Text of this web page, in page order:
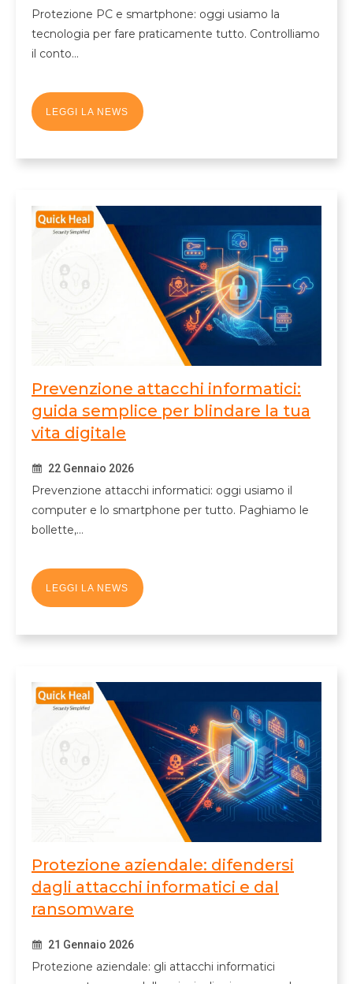
Protezione PC e smartphone: oggi usiamo la
tecnologia per fare praticamente tutto. Controlliamo
il conto…
LEGGI LA NEWS
Prevenzione attacchi informatici:
guida semplice per blindare la tua
vita digitale
22 Gennaio 2026
Prevenzione attacchi informatici: oggi usiamo il
computer e lo smartphone per tutto. Paghiamo le
bollette,…
LEGGI LA NEWS
Protezione aziendale: difendersi
dagli attacchi informatici e dal
ransomware
21 Gennaio 2026
Protezione aziendale: gli attacchi informatici